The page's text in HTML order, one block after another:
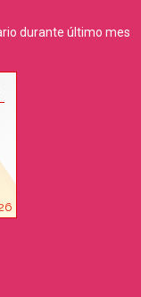
durante último mes